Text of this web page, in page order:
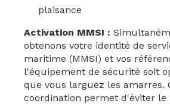
plaisance
Activation MMSI :
obtenons votre identité de
maritime (MMSI) et vos
l'équipement de sécurité soit
que vous larguez les amarres.
coordination permet d'éviter le